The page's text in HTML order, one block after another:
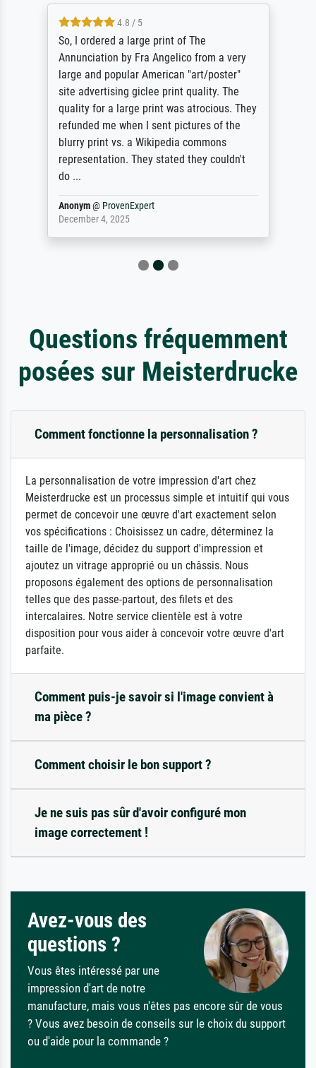
4.8 / 5
So, I ordered a large print of The
Annunciation by Fra Angelico from a very
large and popular American "art/poster"
site advertising giclee print quality. The
quality for a large print was atrocious. They
refunded me when I sent pictures of the
blurry print vs. a Wikipedia commons
representation. They stated they couldn't
do ...
Anonym@ ProvenExpert
December 4, 2025
Questions fréquemment
posées sur Meisterdrucke
Comment fonctionne la personnalisation ?
La personnalisation de votre impression d'art chez
Meisterdrucke est un processus simple et intuitif qui vous
permet de concevoir une œuvre d'art exactement selon
vos spécifications : Choisissez un cadre, déterminez la
taille de l'image, décidez du support d'impression et
ajoutez un vitrage approprié ou un châssis. Nous
proposons également des options de personnalisation
telles que des passe-partout, des filets et des
intercalaires. Notre service clientèle est à votre
disposition pour vous aider à concevoir votre œuvre d'art
parfaite.
Comment puis-je savoir si l'image convient à
ma pièce ?
Comment choisir le bon support ?
Je ne suis pas sûr d'avoir configuré mon
image correctement !
Avez-vous des
questions ?
Vous êtes intéressé par une
impression d'art de notre
manufacture, mais vous n'êtes pas encore sûr de vous
? Vous avez besoin de conseils sur le choix du support
ou d'aide pour la commande ?